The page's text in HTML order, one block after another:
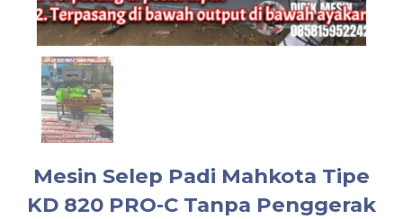
Mesin Selep Padi Mahkota Tipe
KD 820 PRO-C Tanpa Penggerak